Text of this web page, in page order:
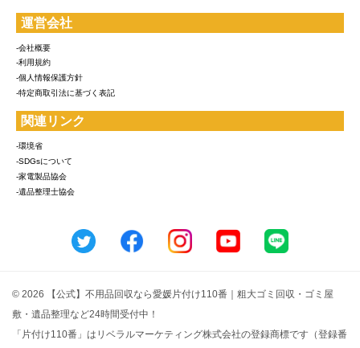
運営会社
-会社概要
-利用規約
-個人情報保護方針
-特定商取引法に基づく表記
関連リンク
-環境省
-SDGsについて
-家電製品協会
-遺品整理士協会
© 2026 【公式】不用品回収なら愛媛片付け110番｜粗大ゴミ回収・ゴミ屋
敷・遺品整理など24時間受付中！
「片付け110番」はリベラルマーケティング株式会社の登録商標です（登録番